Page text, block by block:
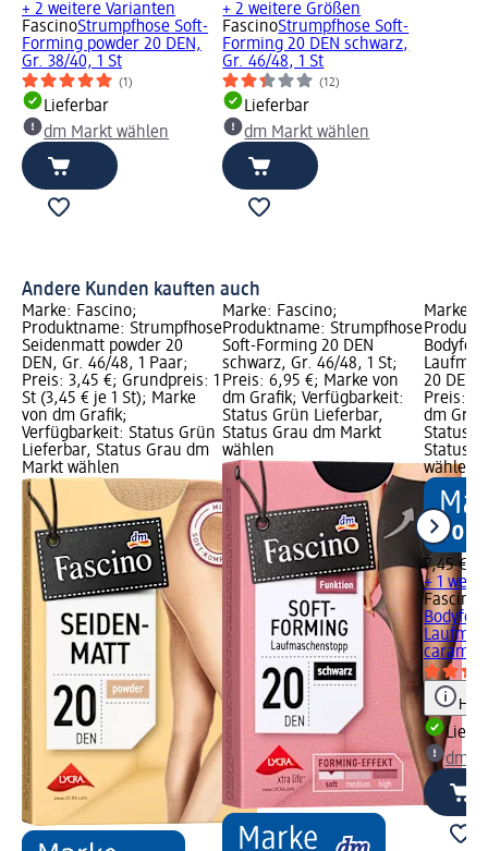
+ 2 weitere Varianten
FascinoStrumpfhose Soft-
Forming powder 20 DEN,
Gr. 38/40, 1 St
(1)
Lieferbar
dm Markt wählen
+ 2 weitere Größen
FascinoStrumpfhose Soft-
Forming 20 DEN schwarz,
Gr. 46/48, 1 St
(12)
Lieferbar
dm Markt wählen
Andere Kunden kauften auch
Marke: Fascino;
Produktname: Strumpfhose
Seidenmatt powder 20
DEN, Gr. 46/48, 1 Paar;
Preis: 3,45 €; Grundpreis: 1
St (3,45 € je 1 St); Marke
von dm Grafik;
Verfügbarkeit: Status Grün
Lieferbar, Status Grau dm
Markt wählen
Marke: Fascino;
Produktname: Strumpfhose
Soft-Forming 20 DEN
schwarz, Gr. 46/48, 1 St;
Preis: 6,95 €; Marke von
dm Grafik; Verfügbarkeit:
Status Grün Lieferbar,
Status Grau dm Markt
wählen
Marke:
20 DEN,
Preis:
dm
Status
Status
wählen
7,45 €
+ 1
Fascino
dm